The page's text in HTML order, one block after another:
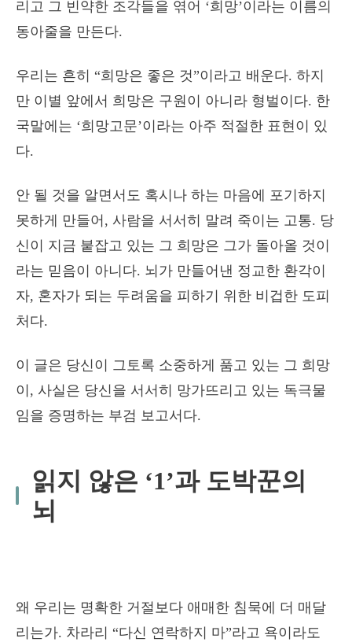
리고 그 빈약한 조각들을 엮어 ‘희망’이라는 이름의
동아줄을 만든다.
우리는 흔히 “희망은 좋은 것”이라고 배운다. 하지
만 이별 앞에서 희망은 구원이 아니라 형벌이다. 한
국말에는 ‘희망고문’이라는 아주 적절한 표현이 있
다.
안 될 것을 알면서도 혹시나 하는 마음에 포기하지
못하게 만들어, 사람을 서서히 말려 죽이는 고통. 당
신이 지금 붙잡고 있는 그 희망은 그가 돌아올 것이
라는 믿음이 아니다. 뇌가 만들어낸 정교한 환각이
자, 혼자가 되는 두려움을 피하기 위한 비겁한 도피
처다.
이 글은 당신이 그토록 소중하게 품고 있는 그 희망
이, 사실은 당신을 서서히 망가뜨리고 있는 독극물
임을 증명하는 부검 보고서다.
읽지 않은 ‘1’과 도박꾼의
뇌
왜 우리는 명확한 거절보다 애매한 침묵에 더 매달
리는가. 차라리 “다신 연락하지 마”라고 욕이라도